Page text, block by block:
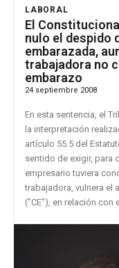
LABORAL
El
nulo el despido
embarazada,
trabajadora no
embarazo
24 septiembre 2008
En esta sentencia, el
la interpretación
artículo 55.5 del
sentido de exigir, para
empresario tuviera
trabajadora, vulnera el
("CE"), en relación con